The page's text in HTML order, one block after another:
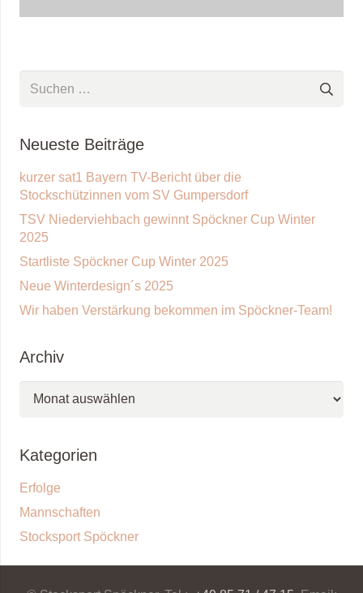
Neueste Beiträge
kurzer sat1 Bayern TV-Bericht über die
Stockschützinnen vom SV Gumpersdorf
TSV Niederviehbach gewinnt Spöckner Cup Winter
2025
Startliste Spöckner Cup Winter 2025
Neue Winterdesign´s 2025
Wir haben Verstärkung bekommen im Spöckner-Team!
Archiv
Archiv
Kategorien
Erfolge
Mannschaften
Stocksport Spöckner